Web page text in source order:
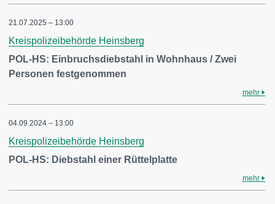
21.07.2025 – 13:00
Kreispolizeibehörde Heinsberg
POL-HS: Einbruchsdiebstahl in Wohnhaus / Zwei
Personen festgenommen
mehr
04.09.2024 – 13:00
Kreispolizeibehörde Heinsberg
POL-HS: Diebstahl einer Rüttelplatte
mehr